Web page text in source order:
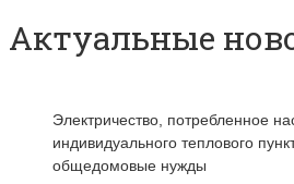
Актуальные
Электричество, потребленное
индивидуального теплового
общедомовые нужды